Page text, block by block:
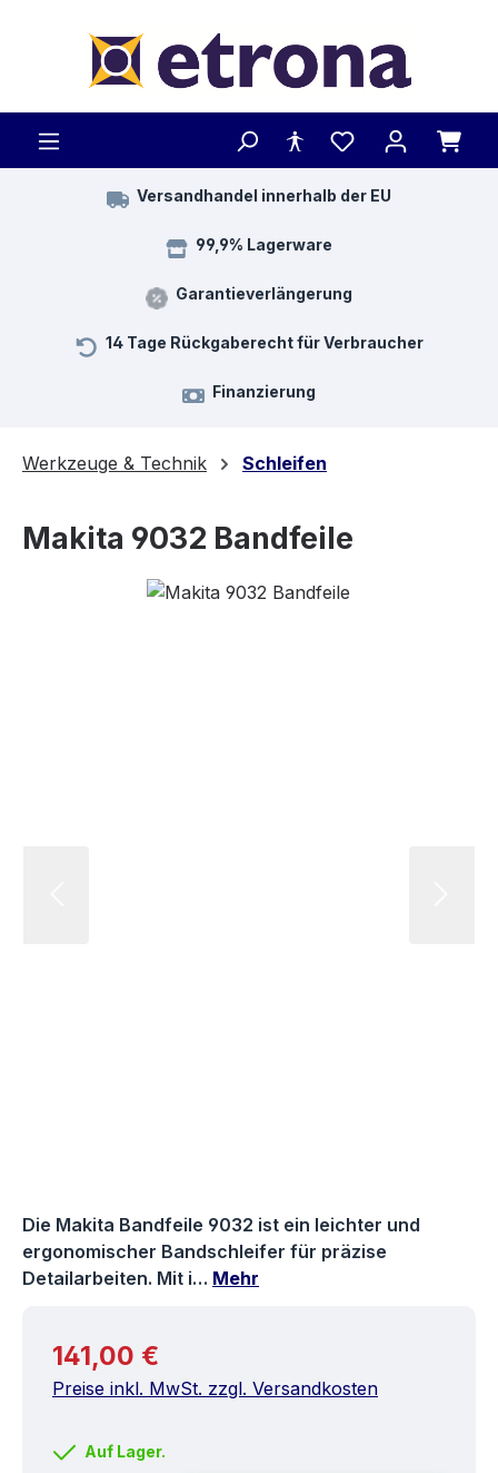
Versandhandel innerhalb der EU
99,9% Lagerware
Garantieverlängerung
14 Tage Rückgaberecht für Verbraucher
Finanzierung
Werkzeuge & Technik Schleifen
Makita 9032 Bandfeile
Bildergalerie überspringen
Die Makita Bandfeile 9032 ist ein leichter und
ergonomischer Bandschleifer für präzise
Detailarbeiten. Mit i… Mehr
Regulärer Preis:
141,00 €
Preise inkl. MwSt. zzgl. Versandkosten
Auf Lager.